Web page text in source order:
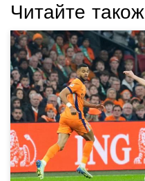
Читайте також